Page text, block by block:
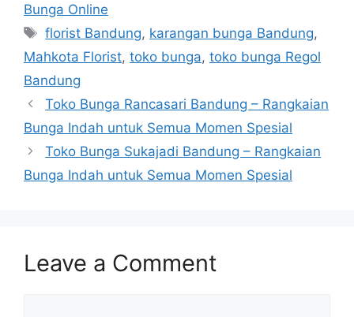
Bunga Online
florist Bandung, karangan bunga Bandung,
Mahkota Florist, toko bunga, toko bunga Regol
Bandung
Toko Bunga Rancasari Bandung – Rangkaian
Bunga Indah untuk Semua Momen Spesial
Toko Bunga Sukajadi Bandung – Rangkaian
Bunga Indah untuk Semua Momen Spesial
Leave a Comment